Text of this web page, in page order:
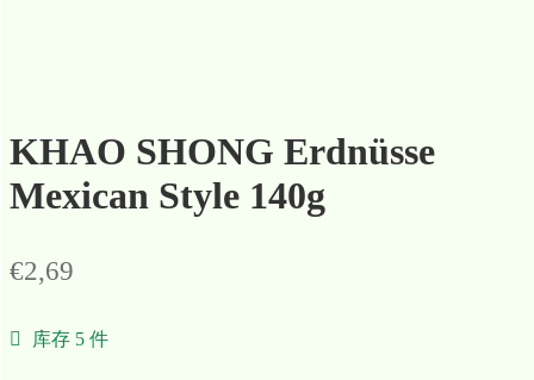
KHAO SHONG Erdnüsse
Mexican Style 140g
€2,69
库存 5 件